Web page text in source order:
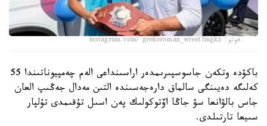
فوتو: instagram.com/ grekoroman_wrestlingkz
باكۋدە وتكەن جاسوسپىرىمدەر اراسىنداعى الەم چەمپيوناتىندا 55
كەلىگە دەيىنگى سالماق دارەجەسىندە التىن مەدال جەڭىپ العان
جاس بالۋانعا سۋ جاڭا اۆتوكولىك پەن اسىل تۇقىمدى تۇلپار
سىيعا تارتىلدى.